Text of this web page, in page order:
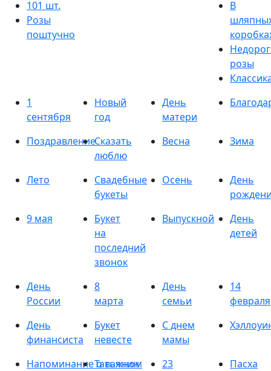
101 шт.
Розы
поштучно
В
розы
1
сентября
Новый
год
День
матери
ПоздравлениеСказать
люблю
Весна Зима
Лето
Свадебные
букеты
Осень
День
9 мая
Букет
на
последний
звонок
Выпускной
День
детей
День
России
8
марта
День
семьи
14
февраля
День
финансиста
Букет
невесте
С днем
мамы
Напоминание о важном
Татьянин
23
Пасха